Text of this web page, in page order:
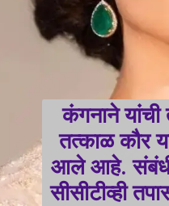
कंगनाने
तत्काळ कौर
आले आहे.
सीसीटीव्ही